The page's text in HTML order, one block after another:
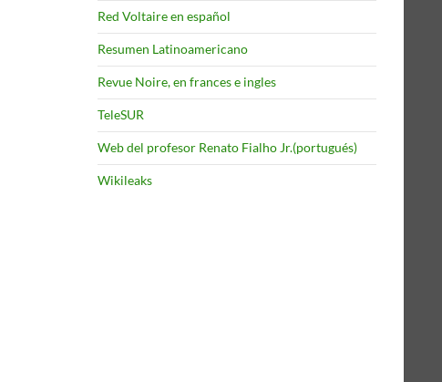
Red Voltaire en español
Resumen Latinoamericano
Revue Noire, en frances e ingles
TeleSUR
Web del profesor Renato Fialho Jr.(portugués)
Wikileaks